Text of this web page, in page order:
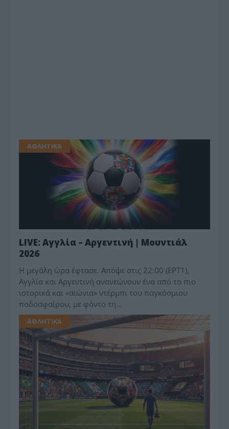
ΑΘΛΗΤΙΚΑ
LIVE: Αγγλία – Αργεντινή | Μουντιάλ
2026
Η μεγάλη ώρα έφτασε. Απόψε στις 22:00 (ΕΡΤ1),
Αγγλία και Αργεντινή ανανεώνουν ένα από τα πιο
ιστορικά και «αιώνια» ντέρμπι του παγκόσμιου
ποδοσφαίρου, με φόντο τη…
ΑΘΛΗΤΙΚΑ